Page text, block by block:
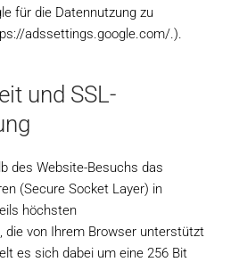
für die Datennutzung zu
adssettings.google.com/.).
und SSL-
des Website-Besuchs das
(Secure Socket Layer) in
höchsten
die von Ihrem Browser unterstützt
es sich dabei um eine 256 Bit